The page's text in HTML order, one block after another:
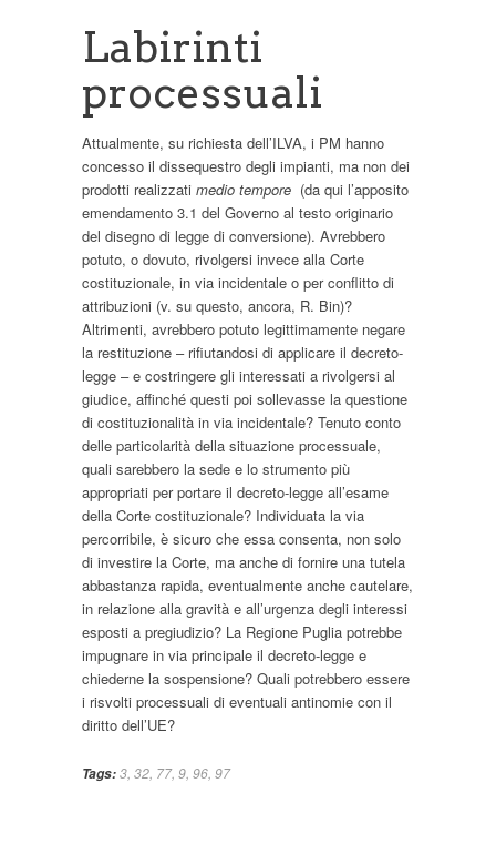
Labirinti
processuali
Attualmente, su richiesta dell’ILVA, i PM hanno
concesso il dissequestro degli impianti, ma non dei
prodotti realizzati medio tempore (da qui l’apposito
emendamento 3.1 del Governo al testo originario
del disegno di legge di conversione). Avrebbero
potuto, o dovuto, rivolgersi invece alla Corte
costituzionale, in via incidentale o per conflitto di
attribuzioni (v. su questo, ancora, R. Bin)?
Altrimenti, avrebbero potuto legittimamente negare
la restituzione – rifiutandosi di applicare il decreto-
legge – e costringere gli interessati a rivolgersi al
giudice, affinché questi poi sollevasse la questione
di costituzionalità in via incidentale? Tenuto conto
delle particolarità della situazione processuale,
quali sarebbero la sede e lo strumento più
appropriati per portare il decreto-legge all’esame
della Corte costituzionale? Individuata la via
percorribile, è sicuro che essa consenta, non solo
di investire la Corte, ma anche di fornire una tutela
abbastanza rapida, eventualmente anche cautelare,
in relazione alla gravità e all’urgenza degli interessi
esposti a pregiudizio? La Regione Puglia potrebbe
impugnare in via principale il decreto-legge e
chiederne la sospensione? Quali potrebbero essere
i risvolti processuali di eventuali antinomie con il
diritto dell’UE?
Tags:3 32 77, 9 96 97